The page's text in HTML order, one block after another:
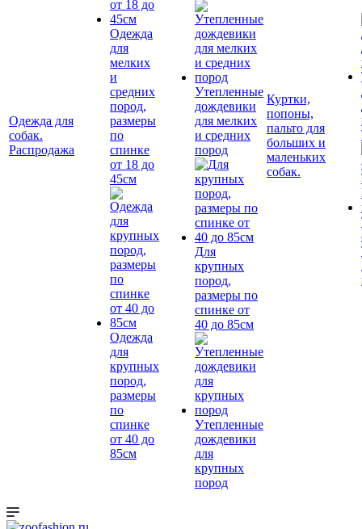
Одежда для
собак.
Распродажа
Одежда
для
мелких
и
средних
пород,
размеры
по
спинке
от 18 до
45см
Одежда
для
крупных
пород,
размеры
по
спинке
от 40 до
85см
Утепленные
дождевики
для мелких
и средних
пород
Для
крупных
пород,
размеры по
спинке от
40 до 85см
Утепленные
дождевики
для
крупных
пород
Куртки,
попоны,
пальто для
больших и
маленьких
собак.